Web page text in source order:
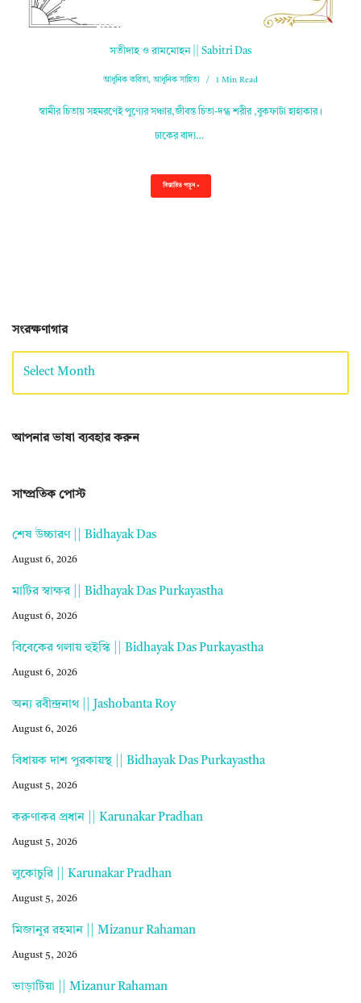
সতীদাহ ও রামমোহন || Sabitri Das
আধুনিক কবিতা,আধুনিক সাহিত্য 1 Min Read
স্বামীর চিতায় সহমরণেই পুণ্যের সঞ্চার,জীবন্ত চিতা-দগ্ধ শরীর ,বুকফাটা হাহাকার।
ঢাকের বাদ্য…
বিস্তারিত পড়ুন »
সংরক্ষণাগার
আপনার ভাষা ব্যবহার করুন
সাম্প্রতিক পোস্ট
শেষ উচ্চারণ || Bidhayak Das
August 6, 2026
মাটির স্বাক্ষর || Bidhayak Das Purkayastha
August 6, 2026
বিবেকের গলায় হুইস্কি || Bidhayak Das Purkayastha
August 6, 2026
অন্য রবীন্দ্রনাথ || Jashobanta Roy
August 6, 2026
বিধায়ক দাশ পুরকায়স্থ || Bidhayak Das Purkayastha
August 5, 2026
করুণাকর প্রধান || Karunakar Pradhan
August 5, 2026
লুকোচুরি || Karunakar Pradhan
August 5, 2026
মিজানুর রহমান || Mizanur Rahaman
August 5, 2026
ভাড়াটিয়া || Mizanur Rahaman